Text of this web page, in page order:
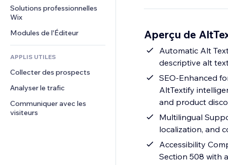
Financement participatif
Alimentation et boissons
Actualités
Services de contenu
Effets de texte
Bannières et badges
Calculateurs
Rechercher
Téléphone
Communauté
Avis et commentaires
Solutions professionnelles
Wix
Modules de l'Éditeur
APPLIS UTILES
Collecter des prospects
Analyser le trafic
Communiquer avec les
visiteurs
Aperçu de
Automatic Alt
descriptive alt
SEO-Enhanced
AltTextify
and product
Multilingual
localization, and
Accessibility
Section 508 with